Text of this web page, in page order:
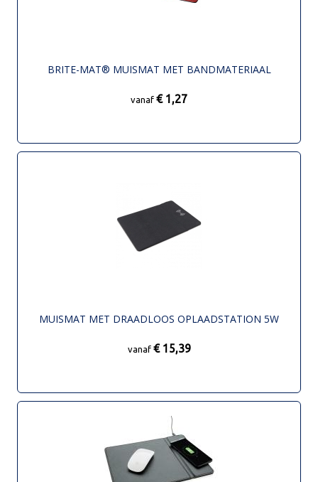
BRITE-MAT® MUISMAT MET BANDMATERIAAL
vanaf € 1,27
MUISMAT MET DRAADLOOS OPLAADSTATION 5W
vanaf € 15,39